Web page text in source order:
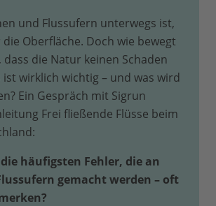
und Flussufern unterwegs ist,
Oberfläche. Doch wie bewegt
dass die Natur keinen Schaden
ist wirklich wichtig – und was wird
Ein Gespräch mit Sigrun
Frei fließende Flüsse beim
häufigsten Fehler, die an
gemacht werden – oft